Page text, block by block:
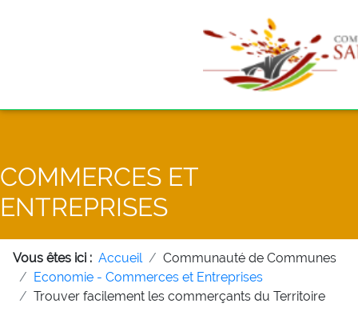
COMMERCES ET
ENTREPRISES
Vous êtes ici : Accueil
Communauté de Communes
Economie - Commerces et Entreprises
Trouver facilement les commerçants du Territoire